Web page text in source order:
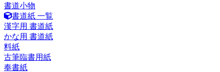
書道小物
書道紙 一覧
漢字用 書道紙
かな用 書道紙
料紙
古筆臨書用紙
奉書紙